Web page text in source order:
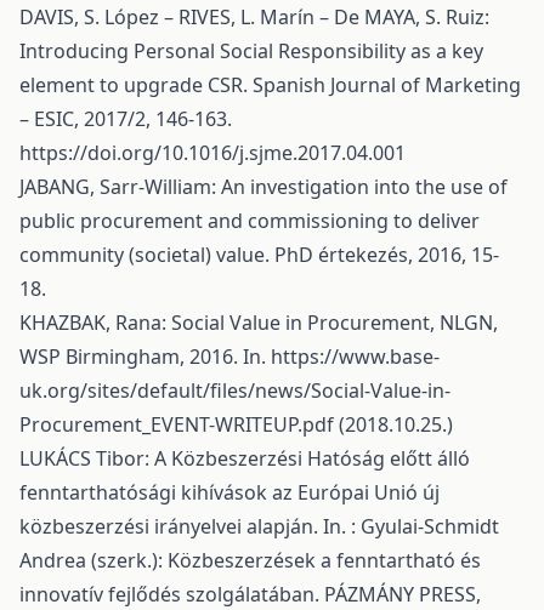
DAVIS, S. López – RIVES, L. Marín – De MAYA, S. Ruiz:
Introducing Personal Social Responsibility as a key
element to upgrade CSR. Spanish Journal of Marketing
– ESIC, 2017/2, 146-163.
https://doi.org/10.1016/j.sjme.2017.04.001
JABANG, Sarr-William: An investigation into the use of
public procurement and commissioning to deliver
community (societal) value. PhD értekezés, 2016, 15-
18.
KHAZBAK, Rana: Social Value in Procurement, NLGN,
WSP Birmingham, 2016. In. https://www.base-
uk.org/sites/default/files/news/Social-Value-in-
Procurement_EVENT-WRITEUP.pdf(2018.10.25.)
LUKÁCS Tibor: A Közbeszerzési Hatóság előtt álló
fenntarthatósági kihívások az Európai Unió új
közbeszerzési irányelvei alapján. In. : Gyulai-Schmidt
Andrea (szerk.): Közbeszerzések a fenntartható és
innovatív fejlődés szolgálatában. PÁZMÁNY PRESS,